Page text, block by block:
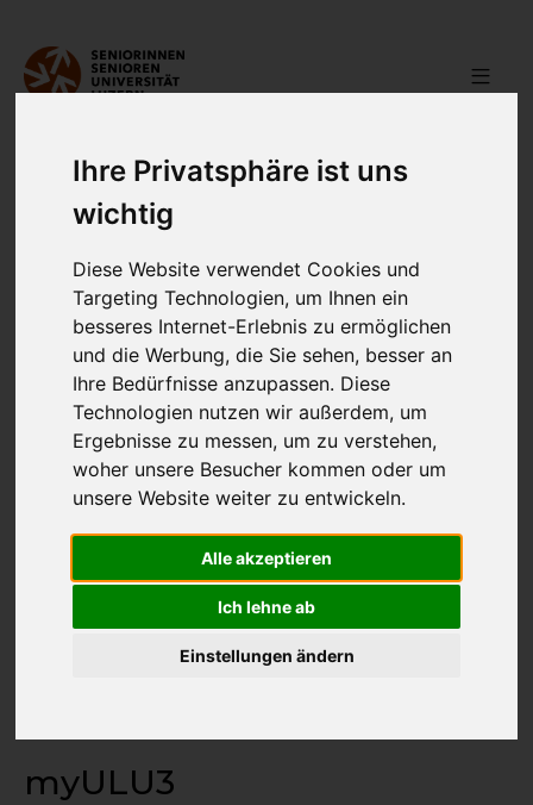
Ihre Privatsphäre ist uns
wichtig
Diese Website verwendet Cookies und
Targeting Technologien, um Ihnen ein
besseres Internet-Erlebnis zu ermöglichen
und die Werbung, die Sie sehen, besser an
Ihre Bedürfnisse anzupassen. Diese
Technologien nutzen wir außerdem, um
Ergebnisse zu messen, um zu verstehen,
woher unsere Besucher kommen oder um
unsere Website weiter zu entwickeln.
Alle akzeptieren
Ich lehne ab
Einstellungen ändern
Häufige Fragen
Beiträgen,
Abonnementen,
Pauschalen
Teilnahme- und
Geschäftsbedingungen
AGB
myULU3